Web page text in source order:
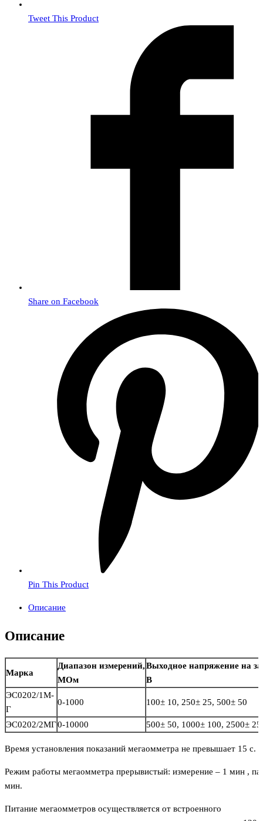
Tweet This Product
Share on Facebook
Pin This Product
Описание
Описание
Марка
Диапазон измерений,
МОм
Выходное напряжение на
В
ЭС0202/1М-
Г
0-1000 100± 10, 250± 25, 500± 50
ЭС0202/2МГ0-10000 500± 50, 1000± 100, 2500±
Время установления показаний мегаомметра не превышает 15 с.
Режим работы мегаомметра прерывистый: измерение – 1 мин ,
мин.
Питание мегаомметров осуществляется от встроенного